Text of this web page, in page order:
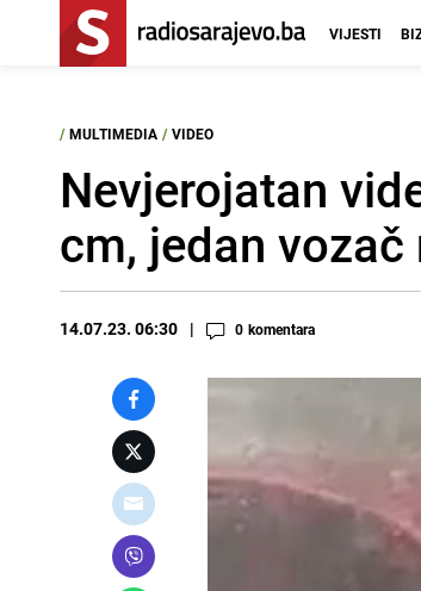
VIJESTI
/ MULTIMEDIA / VIDEO
Nevjerojatan
cm, jedan
14.07.23. 06:30 0 komentara